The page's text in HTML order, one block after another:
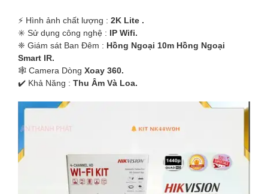
️⚡ Hình ảnh chất lượng : 2K Lite .
✳️ Sử dụng công nghệ : IP Wifi.
❈ Giám sát Ban Đêm : Hồng Ngoại 10m Hồng Ngoại
Smart IR.
🕸️ Camera Dòng Xoay 360.
️✔️ Khả Năng : Thu Âm Và Loa.